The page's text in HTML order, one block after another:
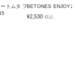
トムタ フBETONES ENJOY2
¥2,530 税込